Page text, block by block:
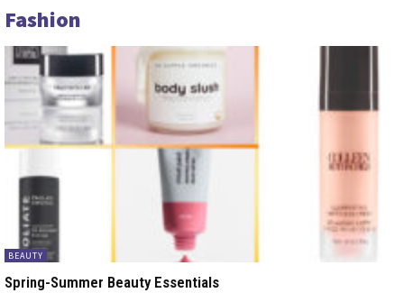
Fashion
BEAUTY
Spring-Summer Beauty Essentials